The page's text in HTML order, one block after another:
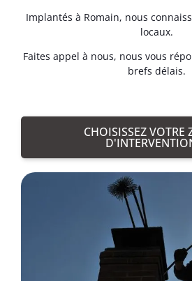
Implantés à Romain, nous
locaux.
Faites appel à nous, nous vous
brefs délais.
CHOISISSEZ VOTRE